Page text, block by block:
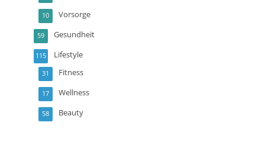
Vorsorge
10
Gesundheit
59
Lifestyle
115
Fitness
31
Wellness
17
Beauty
58